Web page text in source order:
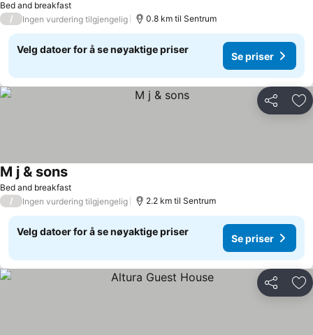
Bed and breakfast
/ Ingen vurdering tilgjengelig 0.8 km til Sentrum
Velg datoer for å se nøyaktige priser
Se priser
Del
Bed and breakfast
M j & sonsSe priser
/ Ingen vurdering tilgjengelig 2.2 km til Sentrum
Velg datoer for å se nøyaktige priser
Se priser
Del